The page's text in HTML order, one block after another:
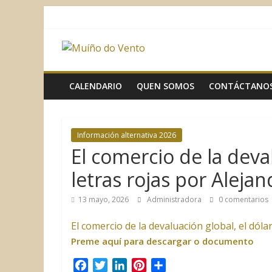
contenido
Muíño
do
Vento
Asociación
Sociocultural
CALENDARIO QUEN SOMOS
Información alternativa 2026
El comercio de la
letras rojas por
13 mayo, 2026 Administradora 0 comentarios
El comercio de la devaluación global, el
Preme aquí para descargar o documento